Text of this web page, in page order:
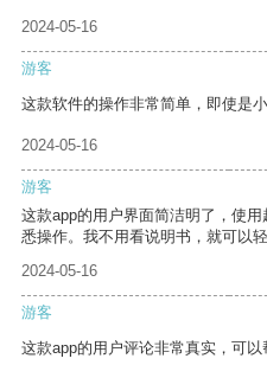
2024-05-16
游客
这款软件的操作非常简单，即使是
2024-05-16
游客
这款app的用户界面简洁明了，使
悉操作。我不用看说明书，就可以轻
2024-05-16
游客
这款app的用户评论非常真实，可以